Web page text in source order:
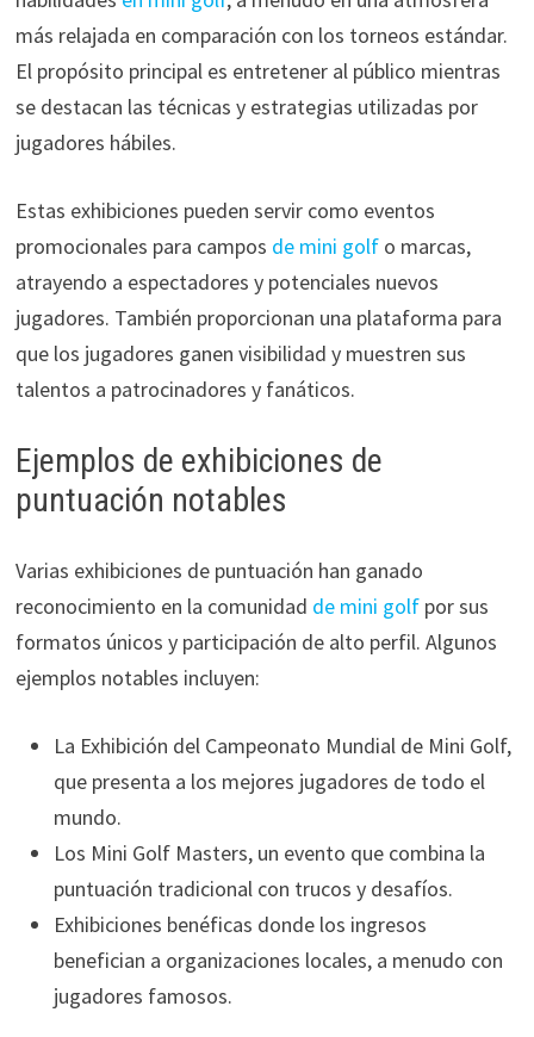
más relajada en comparación con los torneos estándar.
El propósito principal es entretener al público mientras
se destacan las técnicas y estrategias utilizadas por
jugadores hábiles.
Estas exhibiciones pueden servir como eventos
promocionales para campos de mini golfo marcas,
atrayendo a espectadores y potenciales nuevos
jugadores. También proporcionan una plataforma para
que los jugadores ganen visibilidad y muestren sus
talentos a patrocinadores y fanáticos.
Ejemplos de exhibiciones de
puntuación notables
Varias exhibiciones de puntuación han ganado
reconocimiento en la comunidad de mini golfpor sus
formatos únicos y participación de alto perfil. Algunos
ejemplos notables incluyen:
La Exhibición del Campeonato Mundial de Mini Golf,
que presenta a los mejores jugadores de todo el
mundo.
Los Mini Golf Masters, un evento que combina la
puntuación tradicional con trucos y desafíos.
Exhibiciones benéficas donde los ingresos
benefician a organizaciones locales, a menudo con
jugadores famosos.